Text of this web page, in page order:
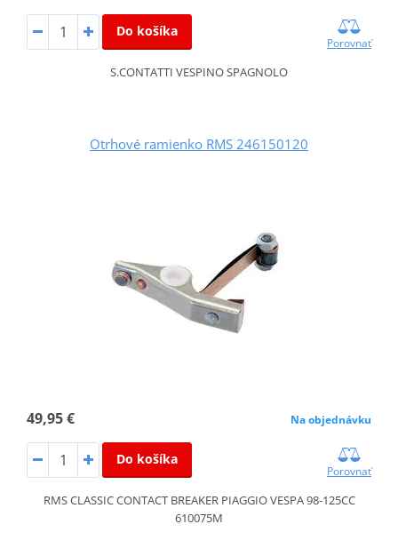
Do košíka
Porovnať
S.CONTATTI VESPINO SPAGNOLO
Otrhové ramienko RMS 246150120
49,95 € Na objednávku
Do košíka
Porovnať
RMS CLASSIC CONTACT BREAKER PIAGGIO VESPA 98-125CC
610075M